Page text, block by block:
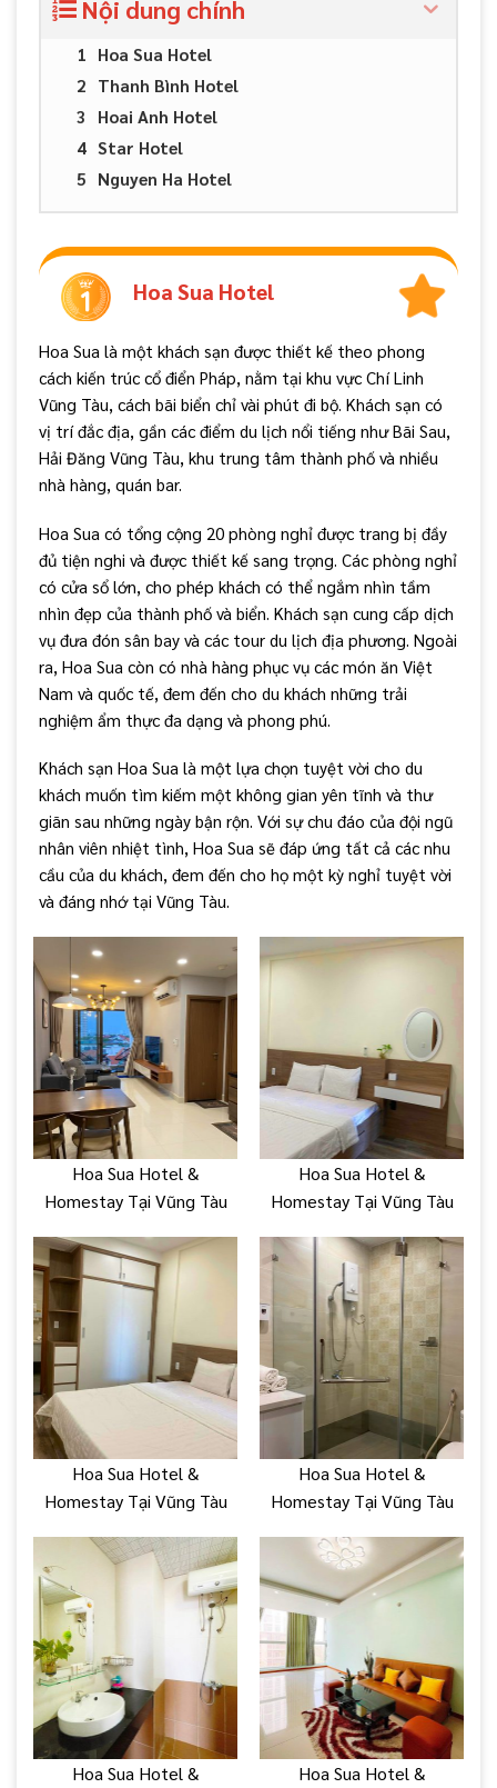
Nội dung chính
Hoa Sua Hotel
Thanh Bình Hotel
Hoai Anh Hotel
Star Hotel
Nguyen Ha Hotel
Hoa Sua Hotel
Hoa Sua là một khách sạn được thiết kế theo phong
cách kiến trúc cổ điển Pháp, nằm tại khu vực Chí Linh
Vũng Tàu, cách bãi biển chỉ vài phút đi bộ. Khách sạn có
vị trí đắc địa, gần các điểm du lịch nổi tiếng như Bãi Sau,
Hải Đăng Vũng Tàu, khu trung tâm thành phố và nhiều
nhà hàng, quán bar.
Hoa Sua có tổng cộng 20 phòng nghỉ được trang bị đầy
đủ tiện nghi và được thiết kế sang trọng. Các phòng nghỉ
có cửa sổ lớn, cho phép khách có thể ngắm nhìn tầm
nhìn đẹp của thành phố và biển. Khách sạn cung cấp dịch
vụ đưa đón sân bay và các tour du lịch địa phương. Ngoài
ra, Hoa Sua còn có nhà hàng phục vụ các món ăn Việt
Nam và quốc tế, đem đến cho du khách những trải
nghiệm ẩm thực đa dạng và phong phú.
Khách sạn Hoa Sua là một lựa chọn tuyệt vời cho du
khách muốn tìm kiếm một không gian yên tĩnh và thư
giãn sau những ngày bận rộn. Với sự chu đáo của đội ngũ
nhân viên nhiệt tình, Hoa Sua sẽ đáp ứng tất cả các nhu
cầu của du khách, đem đến cho họ một kỳ nghỉ tuyệt vời
và đáng nhớ tại Vũng Tàu.
Hoa Sua Hotel &
Homestay Tại Vũng Tàu
Hoa Sua Hotel &
Homestay Tại Vũng Tàu
Hoa Sua Hotel &
Homestay Tại Vũng Tàu
Hoa Sua Hotel &
Homestay Tại Vũng Tàu
Hoa Sua Hotel &
Hoa Sua Hotel &